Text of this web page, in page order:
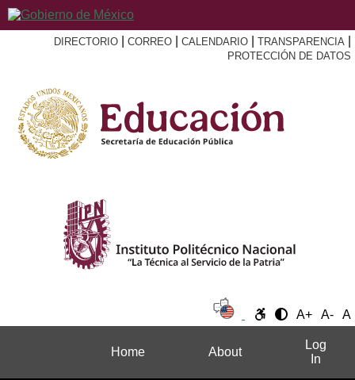
DIRECTORIO CORREO CALENDARIO TRANSPARENCIA
PROTECCIÓN DE DATOS
A+ A- A
Home About
Log
In